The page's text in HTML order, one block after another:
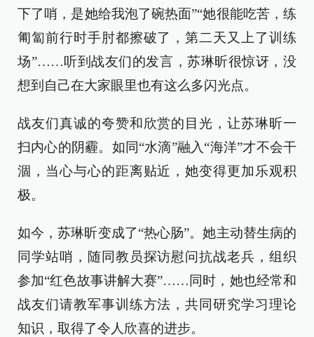
下了哨，是她给我泡了碗热面”“她很能吃苦，练
匍匐前行时手肘都擦破了，第二天又上了训练
场”……听到战友们的发言，苏琳昕很惊讶，没
想到自己在大家眼里也有这么多闪光点。
战友们真诚的夸赞和欣赏的目光，让苏琳昕一
扫内心的阴霾。如同“水滴”融入“海洋”才不会干
涸，当心与心的距离贴近，她变得更加乐观积
极。
如今，苏琳昕变成了“热心肠”。她主动替生病的
同学站哨，随同教员探访慰问抗战老兵，组织
参加“红色故事讲解大赛”……同时，她也经常和
战友们请教军事训练方法，共同研究学习理论
知识，取得了令人欣喜的进步。